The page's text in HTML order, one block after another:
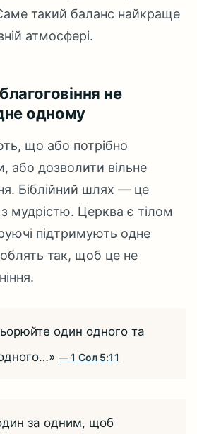
такий баланс найкраще
атмосфері.
не
одному
що або потрібно
або дозволити вільне
Біблійний шлях — це
мудрістю. Церква є тілом
підтримують одне
так, щоб це не
один одного та
1 Сол 5:11
за одним, щоб